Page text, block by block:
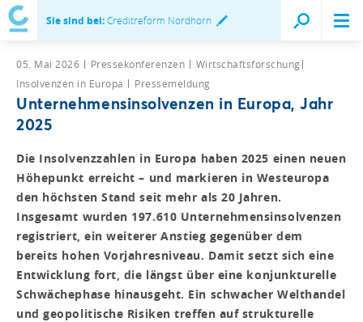
Sie sind bei:Creditreform Nordhorn
05. Mai 2026 Pressekonferenzen
Wirtschaftsforschung
Insolvenzen in Europa
Pressemeldung
Unternehmensinsolvenzen in Europa, Jahr
2025
Die Insolvenzzahlen in Europa haben 2025 einen neuen
Höhepunkt erreicht – und markieren in Westeuropa
den höchsten Stand seit mehr als 20 Jahren.
Insgesamt wurden 197.610 Unternehmensinsolvenzen
registriert, ein weiterer Anstieg gegenüber dem
bereits hohen Vorjahresniveau. Damit setzt sich eine
Entwicklung fort, die längst über eine konjunkturelle
Schwächephase hinausgeht. Ein schwacher Welthandel
und geopolitische Risiken treffen auf strukturelle